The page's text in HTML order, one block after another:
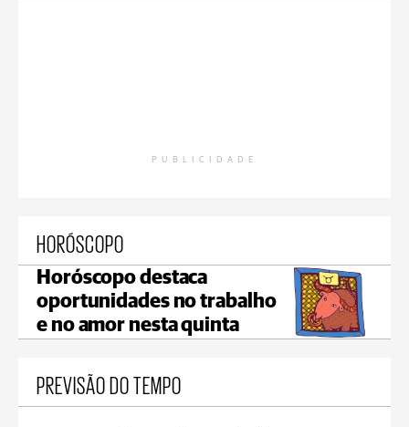
PUBLICIDADE
HORÓSCOPO
Horóscopo destaca
oportunidades no trabalho
e no amor nesta quinta
PREVISÃO DO TEMPO